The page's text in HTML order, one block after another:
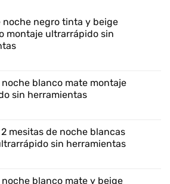
noche negro tinta y beige
montaje ultrarrápido sin
noche blanco mate montaje
sin herramientas
mesitas de noche blancas
sin herramientas
noche blanco mate y beige